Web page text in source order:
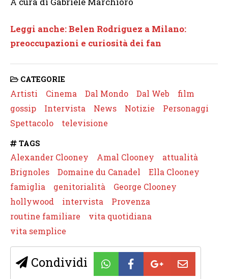
Leggi anche: Belen Rodriguez a Milano:
preoccupazioni e curiosità dei fan
CATEGORIE
Artisti Cinema Dal Mondo Dal Web
film
gossip
Intervista News Notizie
Personaggi
Spettacolo
televisione
TAGS
Alexander Clooney Amal Clooney
attualità
Brignoles
Domaine du Canadel
Ella Clooney
famiglia
genitorialità
George Clooney
hollywood
intervista
Provenza
routine familiare
vita quotidiana
vita semplice
Condividi